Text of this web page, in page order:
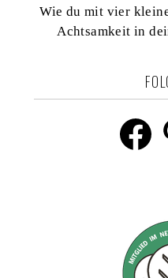
Wie du mit vier
Achtsamkeit in